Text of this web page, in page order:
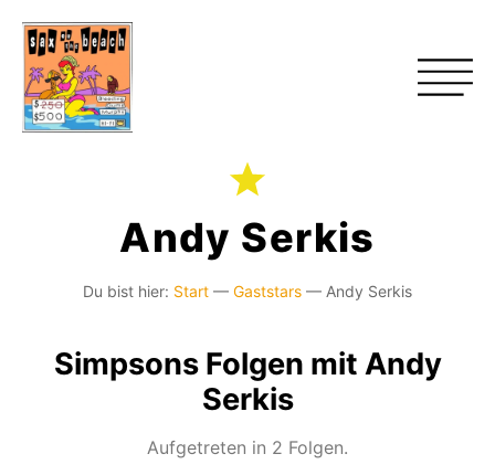
Andy Serkis
Du bist hier: Start — Gaststars — Andy Serkis
Simpsons Folgen mit Andy
Serkis
Aufgetreten in 2 Folgen.